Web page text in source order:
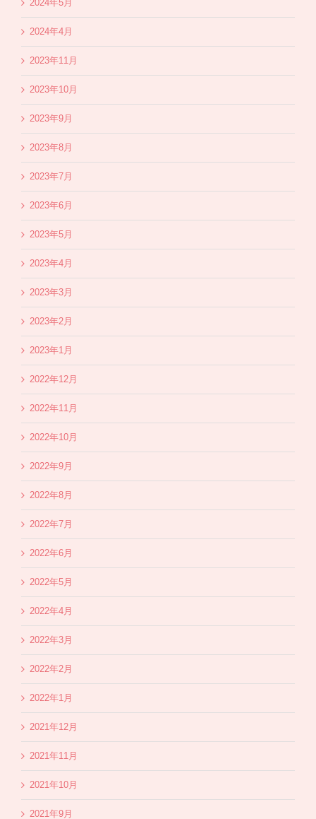
2024年5月
2024年4月
2023年11月
2023年10月
2023年9月
2023年8月
2023年7月
2023年6月
2023年5月
2023年4月
2023年3月
2023年2月
2023年1月
2022年12月
2022年11月
2022年10月
2022年9月
2022年8月
2022年7月
2022年6月
2022年5月
2022年4月
2022年3月
2022年2月
2022年1月
2021年12月
2021年11月
2021年10月
2021年9月